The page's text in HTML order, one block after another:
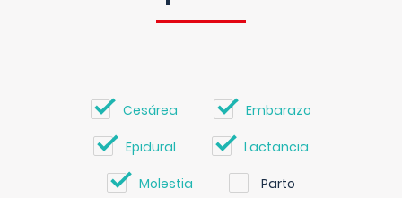
Cesárea Embarazo
Epidural Lactancia
Molestia Parto